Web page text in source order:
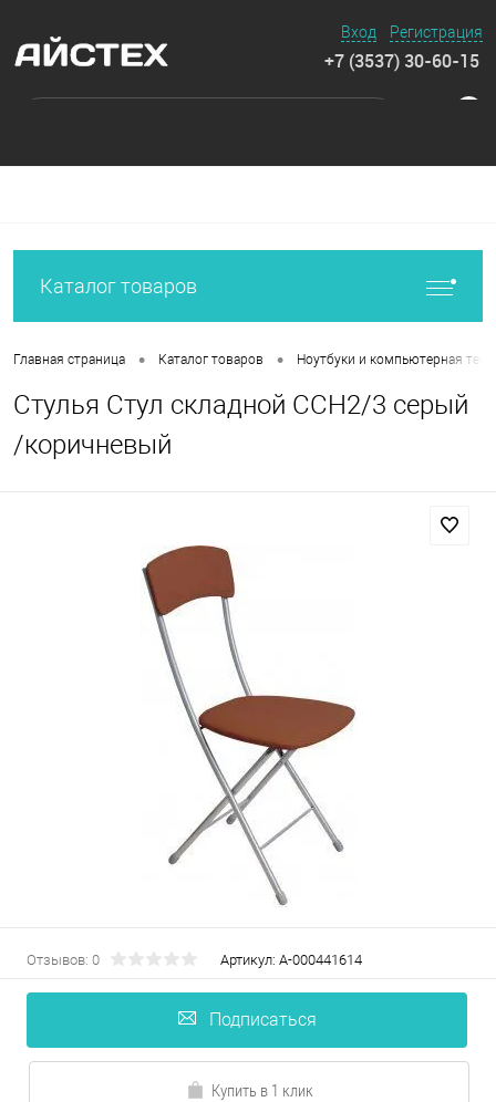
Вход Регистрация
+7 (3537) 30-60-15
Каталог товаров
Главная страница • Каталог товаров • Ноутбуки и компьютерная
Стулья Стул складной ССН2/3 серый
/коричневый
Отзывов: 0 Артикул: А-000441614
Подписаться
Купить в 1 клик